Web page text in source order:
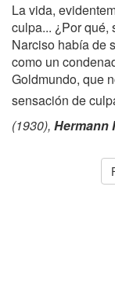
La vida,
culpa... ¿Por qué,
Narciso había de
como un
Goldmundo, que
sensación de
(1930), Hermann